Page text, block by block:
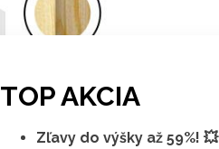
TOP AKCIA
Zľavy do výšky až 59%! 💥